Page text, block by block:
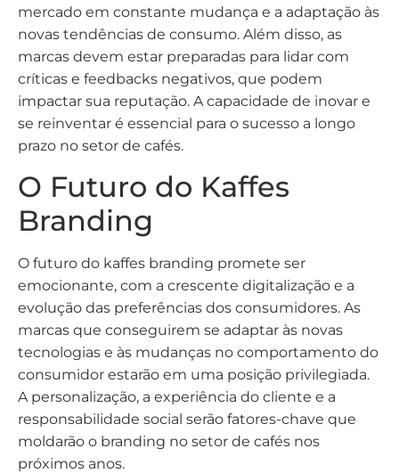
mercado em constante mudança e a adaptação às
novas tendências de consumo. Além disso, as
marcas devem estar preparadas para lidar com
críticas e feedbacks negativos, que podem
impactar sua reputação. A capacidade de inovar e
se reinventar é essencial para o sucesso a longo
prazo no setor de cafés.
O Futuro do Kaffes
Branding
O futuro do kaffes branding promete ser
emocionante, com a crescente digitalização e a
evolução das preferências dos consumidores. As
marcas que conseguirem se adaptar às novas
tecnologias e às mudanças no comportamento do
consumidor estarão em uma posição privilegiada.
A personalização, a experiência do cliente e a
responsabilidade social serão fatores-chave que
moldarão o branding no setor de cafés nos
próximos anos.